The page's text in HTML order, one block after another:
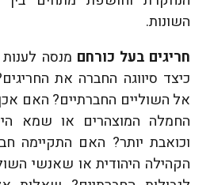
השונות.
חריגים בעל כורחםמנסה לענות
כיצד סיווגה החברה את
אל השוליים החברתיים? האם
החמלה המוצהרים או שמא
וכואבת יותר? האם התקיימה
הקהילה היהודית או שאנשי